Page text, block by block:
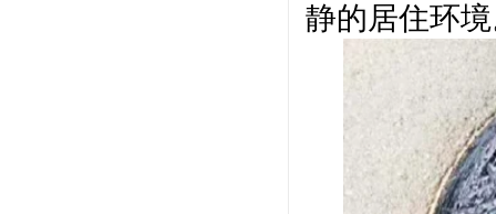
静的居住环